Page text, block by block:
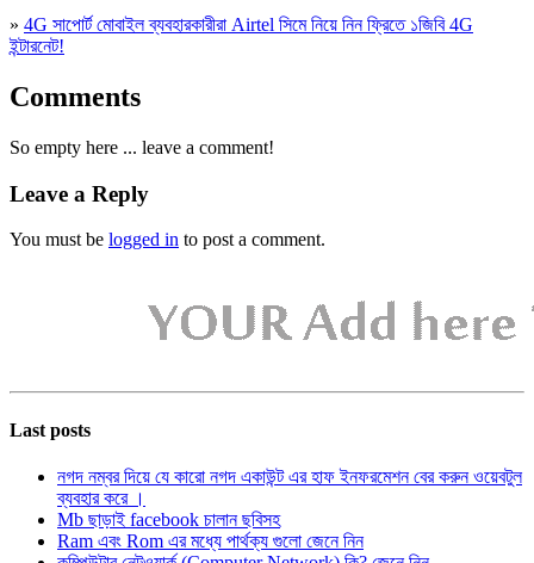
» 4G সাপোর্ট মোবাইল ব্যবহারকারীরা Airtel সিমে নিয়ে নিন ফ্রিতে ১জিবি 4G
ইন্টারনেট!
Comments
So empty here ... leave a comment!
Leave a Reply
You must be logged in to post a comment.
Last posts
নগদ নম্বর দিয়ে যে কারো নগদ একাউন্ট এর হাফ ইনফরমেশন বের করুন ওয়েবটুল
ব্যবহার করে ।
Mb ছাড়াই facebook চালান ছবিসহ
Ram এবং Rom এর মধ্যে পার্থক্য গুলো জেনে নিন